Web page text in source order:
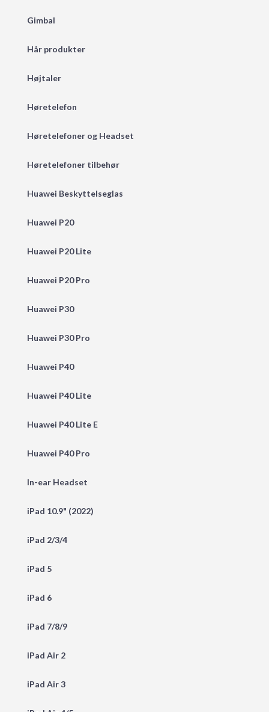
Gimbal
Hår produkter
Højtaler
Høretelefon
Høretelefoner og Headset
Høretelefoner tilbehør
Huawei Beskyttelseglas
Huawei P20
Huawei P20 Lite
Huawei P20 Pro
Huawei P30
Huawei P30 Pro
Huawei P40
Huawei P40 Lite
Huawei P40 Lite E
Huawei P40 Pro
In-ear Headset
iPad 10.9" (2022)
iPad 2/3/4
iPad 5
iPad 6
iPad 7/8/9
iPad Air 2
iPad Air 3